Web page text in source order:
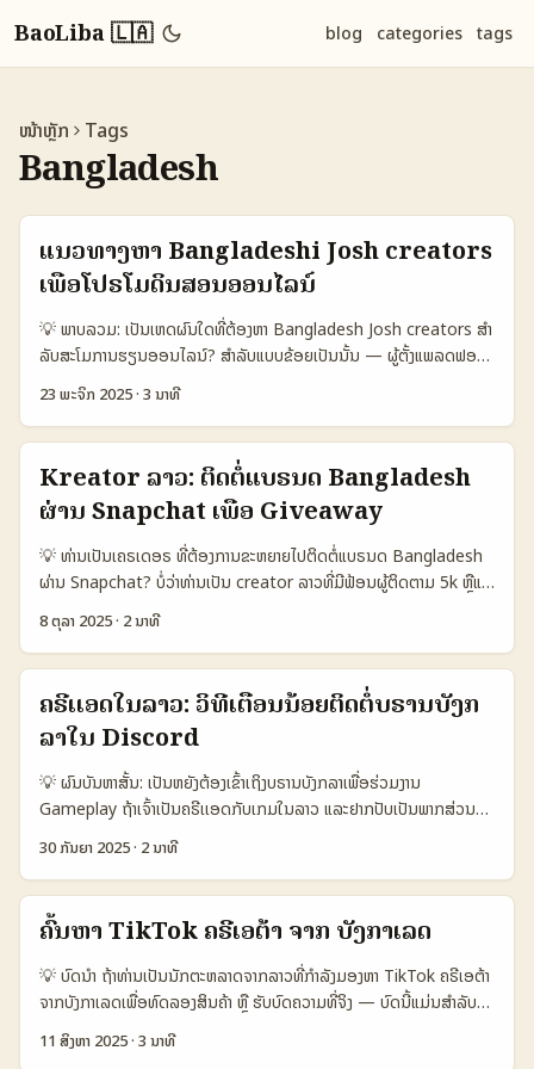
BaoLiba 🇱🇦 blog categories tags
ໜ້າຫຼັກ Tags
Bangladesh
ແນວທາງຫາ Bangladeshi Josh creators
ເພື່ອໂປຣໂມດິນສອນອອນໄລນ໌
💡 ພາບລວມ: ເປັນເຫດຜົນໃດທີ່ຕ້ອງຫາ Bangladesh Josh creators ສໍາ
ລັບສະໂມການຮຽນອອນໄລນ໌? ສຳລັບແບບຂ້ອຍເປັນນັ້ນ — ຜູ້ຕັ້ງແພລດຟອມ
ຮຽນອອນໄລນ໌ ຫຼື ນັກການຕະຫຼາດໃນລາວ — Josh (ແບບແນະນຳຄວາມເພື່ອ
ເຂົ້າໃຈເຈົ້າ) ແມ່ນແນວທາງທີ່ເກີນມາເປັນຕົວເລືອກສໍາລັບຕົວເລືອກ creator ທີ່
ເຂົ້າກັບເວລາໜ້ອຍ, ວິທີສອບຜົນແລະສ້າງຄວາມນ່າເຊື່ອຖືຍັງມີຄຸນນະພາບ ແລະ
ຄວາມສົມຄວນກັບຄະນະຜູ້ຮຽນ. ບັນຫາສໍາຄັນ: ວິທີຄົ້ນຫາ creator ຈາກ
Bangladesh ທີ່ເຫັນດີ ບໍ່ແມ່ນພຽງແຕ່ຂອງ reach — ແຕ່ຕ້ອງເຂົ້າໃຈ
context (ພາສາ, ປະເພດຄິນແນວຮຽນ, ພື້ນທີ່ການຮຽນ) ແລະວິທີທີ່ເຂົາເຮັດ
content ເພື່ອກວດກາ conversion. ບົດນີ້ຈະສະເໜີແນວທາງກວດຄົບ,
ເຄື່ອງມື, ການຟື້ນຟູ, ແລະແນະນໍາການຮ່ວມມືຄັດເລືອກສິນໃນຄວາມເປັນ
ທ້ອງຖິ່ນ. 📊 ຕາຕະລາງຂໍ້ມູນ: ປຽບທຽບພື້ນທີ່ແລະແພລດຟອມສໍາລັບ
Creator Reach 🧩 Metric Josh (Bangladesh) YouTube
Avg Engagement 8% 6% 10% 💸 Avg Fee per Promo 60
USD 250 USD 120 USD 🔎 Discoverability Medium High
High 🧭 Local Relevance High Medium Medium ຕາຕະລາງນີ້
ສະແດງວ່າ Josh ໃນຕະຫວັນ Bangladesh ມີ engagement ແລະ local
relevance ດີແຕ່ reach ແລະ discoverability ຍັງຕ່ຳກວ່າ YouTube
ແລະ TikTok. ຄ່າໂຟຣມການຈ່າຍຄ່າ promo ດີສຳລັບ brands ທີ່ຕ້ອງການ
ການເຂົ້າສູ່ກຸ່ມຜູ້ຮຽນເຉື່ອງທ່ຽວທີ່ມີຂອງພາຍໃນ; ຢ່າງໄວ້ໃຈ, ຕ້ອງມີ tracking
ແລະ creative alignment ເພື່ອປັບສະທ່ຽນ ROI. ...
23 ພະຈິກ 2025·3 ນາທີ
Kreator ລາວ: ຕິດຕໍ່ແບຣນດ Bangladesh
ຜ່ານ Snapchat ເພື່ອ Giveaway
💡 ທ່ານເປັນເຄຣເດອຣ ທີ່ຕ້ອງການຂະຫຍາຍໄປຕິດຕໍ່ແບຣນດ Bangladesh
ຜ່ານ Snapchat? ບໍ່ວ່າທ່ານເປັນ creator ລາວທີ່ມີຟ້ອນຜູ້ຕິດຕາມ 5k ຫຼືແກ່
micro-influencer ທີ່ຢາກຂະຫຍາຍແບຣນດໃນລະດັບອາຊຽນ —
Snapchat ແມ່ນຄອບເງື່ອນໃຫ້ເຮົາສ້າງການຮ່ວມມືແນວຄົບຄັນ: short-
form, AR lenses, ແລະການສື່ສານທີ່ເປັນເຄື່ອງມື່ງຢ່າງດີສໍາລັບ
giveaways. ບົດນີ້ສົ່ງມາເພື່ອຮັບມືກັບຄວາມຈຳເປັນທີ່ຈະຕິດຕໍ່, ກະທຳ pitch
ທີ່ມີຄວາມອົບອຸ່ນ, ແລະແນວທາງທີ່ຈະເຮັດໃຫ້ແບຣນດ Bangladesh ຂອງທ່ານ
ຮົບຮອງຄວາມສົນໃຈ — ຢ່າງຈິງແທ້ ແລະລາຍລະອຽດທີ່ເຮັດໄດ້. ກະລຸນາສະຫຼຸບ
ວ່າຂໍ້ຊີ້ນຳຕາມນີ້ອາດມາຈາກການສຶກສາໃນຕະຫຼາດດຽວກັນ ແລະການລາຍງານຂ່າວ
ເຊັ່ນທີ່ Meta ໄດ້ຂະຫຍາຍ AI tools ສນັບສນຸນການໂຄສະນາ (afaqs) —
ທິດທາງເປັນການຜະລິດຄອນເນັນທີ່ສາມາດບໍລິຫານແລະຕັ້ງຄ່າໄດ້ດີຂຶ້ນ. 📊
ຕາຕະລາງ Data Snapshot: ການສື່ມວນຊົນທີ່ເຫຼົ່າສໍາລັບ Giveaways
Monthly Active 1.200.000 800.000 1.000.000 📈 Conversion
12% 8% 9% 💬 Avg Engag./post 4.5% 3.2% 3.9% 💸 Avg
CPA (USD) 3.50 2.80 4.20 🎯 Best for Brand awareness
Direct sales Community building ຕາຕະລາງນີ້ສະແດງການປຽບທຽບ
ຄວາມຫນ້າສົນໃຈຂອງແຕ່ລະອອບຊັນໃນການຈັດ giveaway — Option A
ມີ monthly reach ແລະ conversion ດີທີ່ສຸດ, Option B ເໝາະສໍາລັບ
ການຂາຍທົ່ວໄປ, ແລະ Option C ສໍາລັບການສ້າງຊຸມຊົນລະດັບທ້າຍ. ...
8 ຕຸລາ 2025· 2 ນາທີ
ຄຣີເເອດໃນລາວ: ວິທີເຕືອນນ້ອຍຕິດຕໍ່ບຣານບັງກ
ລາໃນ Discord
💡 ຜົນບັນຫາສັ້ນ: ເປັນຫຍັງຕ້ອງເຂົ້າເຖິງບຣານບັງກລາເພື່ອຮ່ວມງານ
Gameplay ຖ້າເຈົ້າເປັນຄຣີເເອດກັບເກມໃນລາວ ແລະຢາກປັບເປັນພາກສ່ວນ
ຂອງການຮ່ວມງານແບບ Gameplay ກັບບຣານຈາກບັງກລາ, Discord ແມ່ນ
ແນວທາງທີ່ຄວນເລີ່ມ — ແຕ່ບໍ່ງ່າຍທັນເທື່ອ. ບາງບຣານອາດຈະຢູ່ໃນຊ່ອງທີ່ມີການ
ຄົບຄົວ, ບາງທີ່ມີນະໂຍບາບການຕິດຕໍ່ຈຳກັດ, ຫຼືບາງທີ່ມີການນຳໃຊ້ເຄື່ອງມືພາຍໃນ
ເພື່ອຮັບມືກັບ campaign ທີ່ສັບຊ້ອນ. ນີ້ແມ່ນເອກະຫານທີ່ຈະຊ່ວຍເຈົ້າອອກ
ແຜນ: ການຄົນຫາບຣານຢ່າງຖືກຕ້ອງ, ການສ້າງ pitch ທີ່ເຂົ້າໃຈແລະປອດໄພ
ອອນໄລນໃນການສື່ສານ. 📊 ຕາຕະລາງ Snapshot (ການປຽບທຽບ
ແພລດຟອມສຳລັບ Outreach) 🧩 Metric Discord Telegram
Facebook Groups 👥 Monthly Active 1.200.000 800.000
1.000.000 📈 Conversion (brand reply) 12% 8% 9% 💬 Best
30 ກັນຍາ 2025· 2 ນາທີ
ຄົ້ນຫາ TikTok ຄຣີເອຕ້າ ຈາກ ບັງກາເລດ
💡 ບົດນຳ ຖ້າທ່ານເປັນນັກຕະຫລາດຈາກລາວທີ່ກຳລັງມອງຫາ TikTok ຄຣີເອຕ້າ
ຈາກບັງກາເລດເພື່ອທົດລອງສິນຄ້າ ຫຼື ຮັບບົດຄວາມທີ່ຈິງ — ບົດນີ້ແມ່ນສໍາລັບ
ທ່ານ. ບໍ່ວ່າຈະເປັນສິນຄ້າກາງທ່ານໃນລາວທີ່ຕ້ອງການແນະນໍາສົມບັດ ການຟວງ
ຄວາມຊັດເຈນ ຫຼືແນວທາງການຂາຍເພື່ອເປີດຕະຫຼາດໃໝ່ — ສະເລີຍທີ່ຈະພາທ່ານ
11 ສິງຫາ 2025·3 ນາທີ